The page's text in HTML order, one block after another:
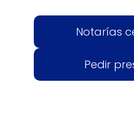
Notarías
Pedir